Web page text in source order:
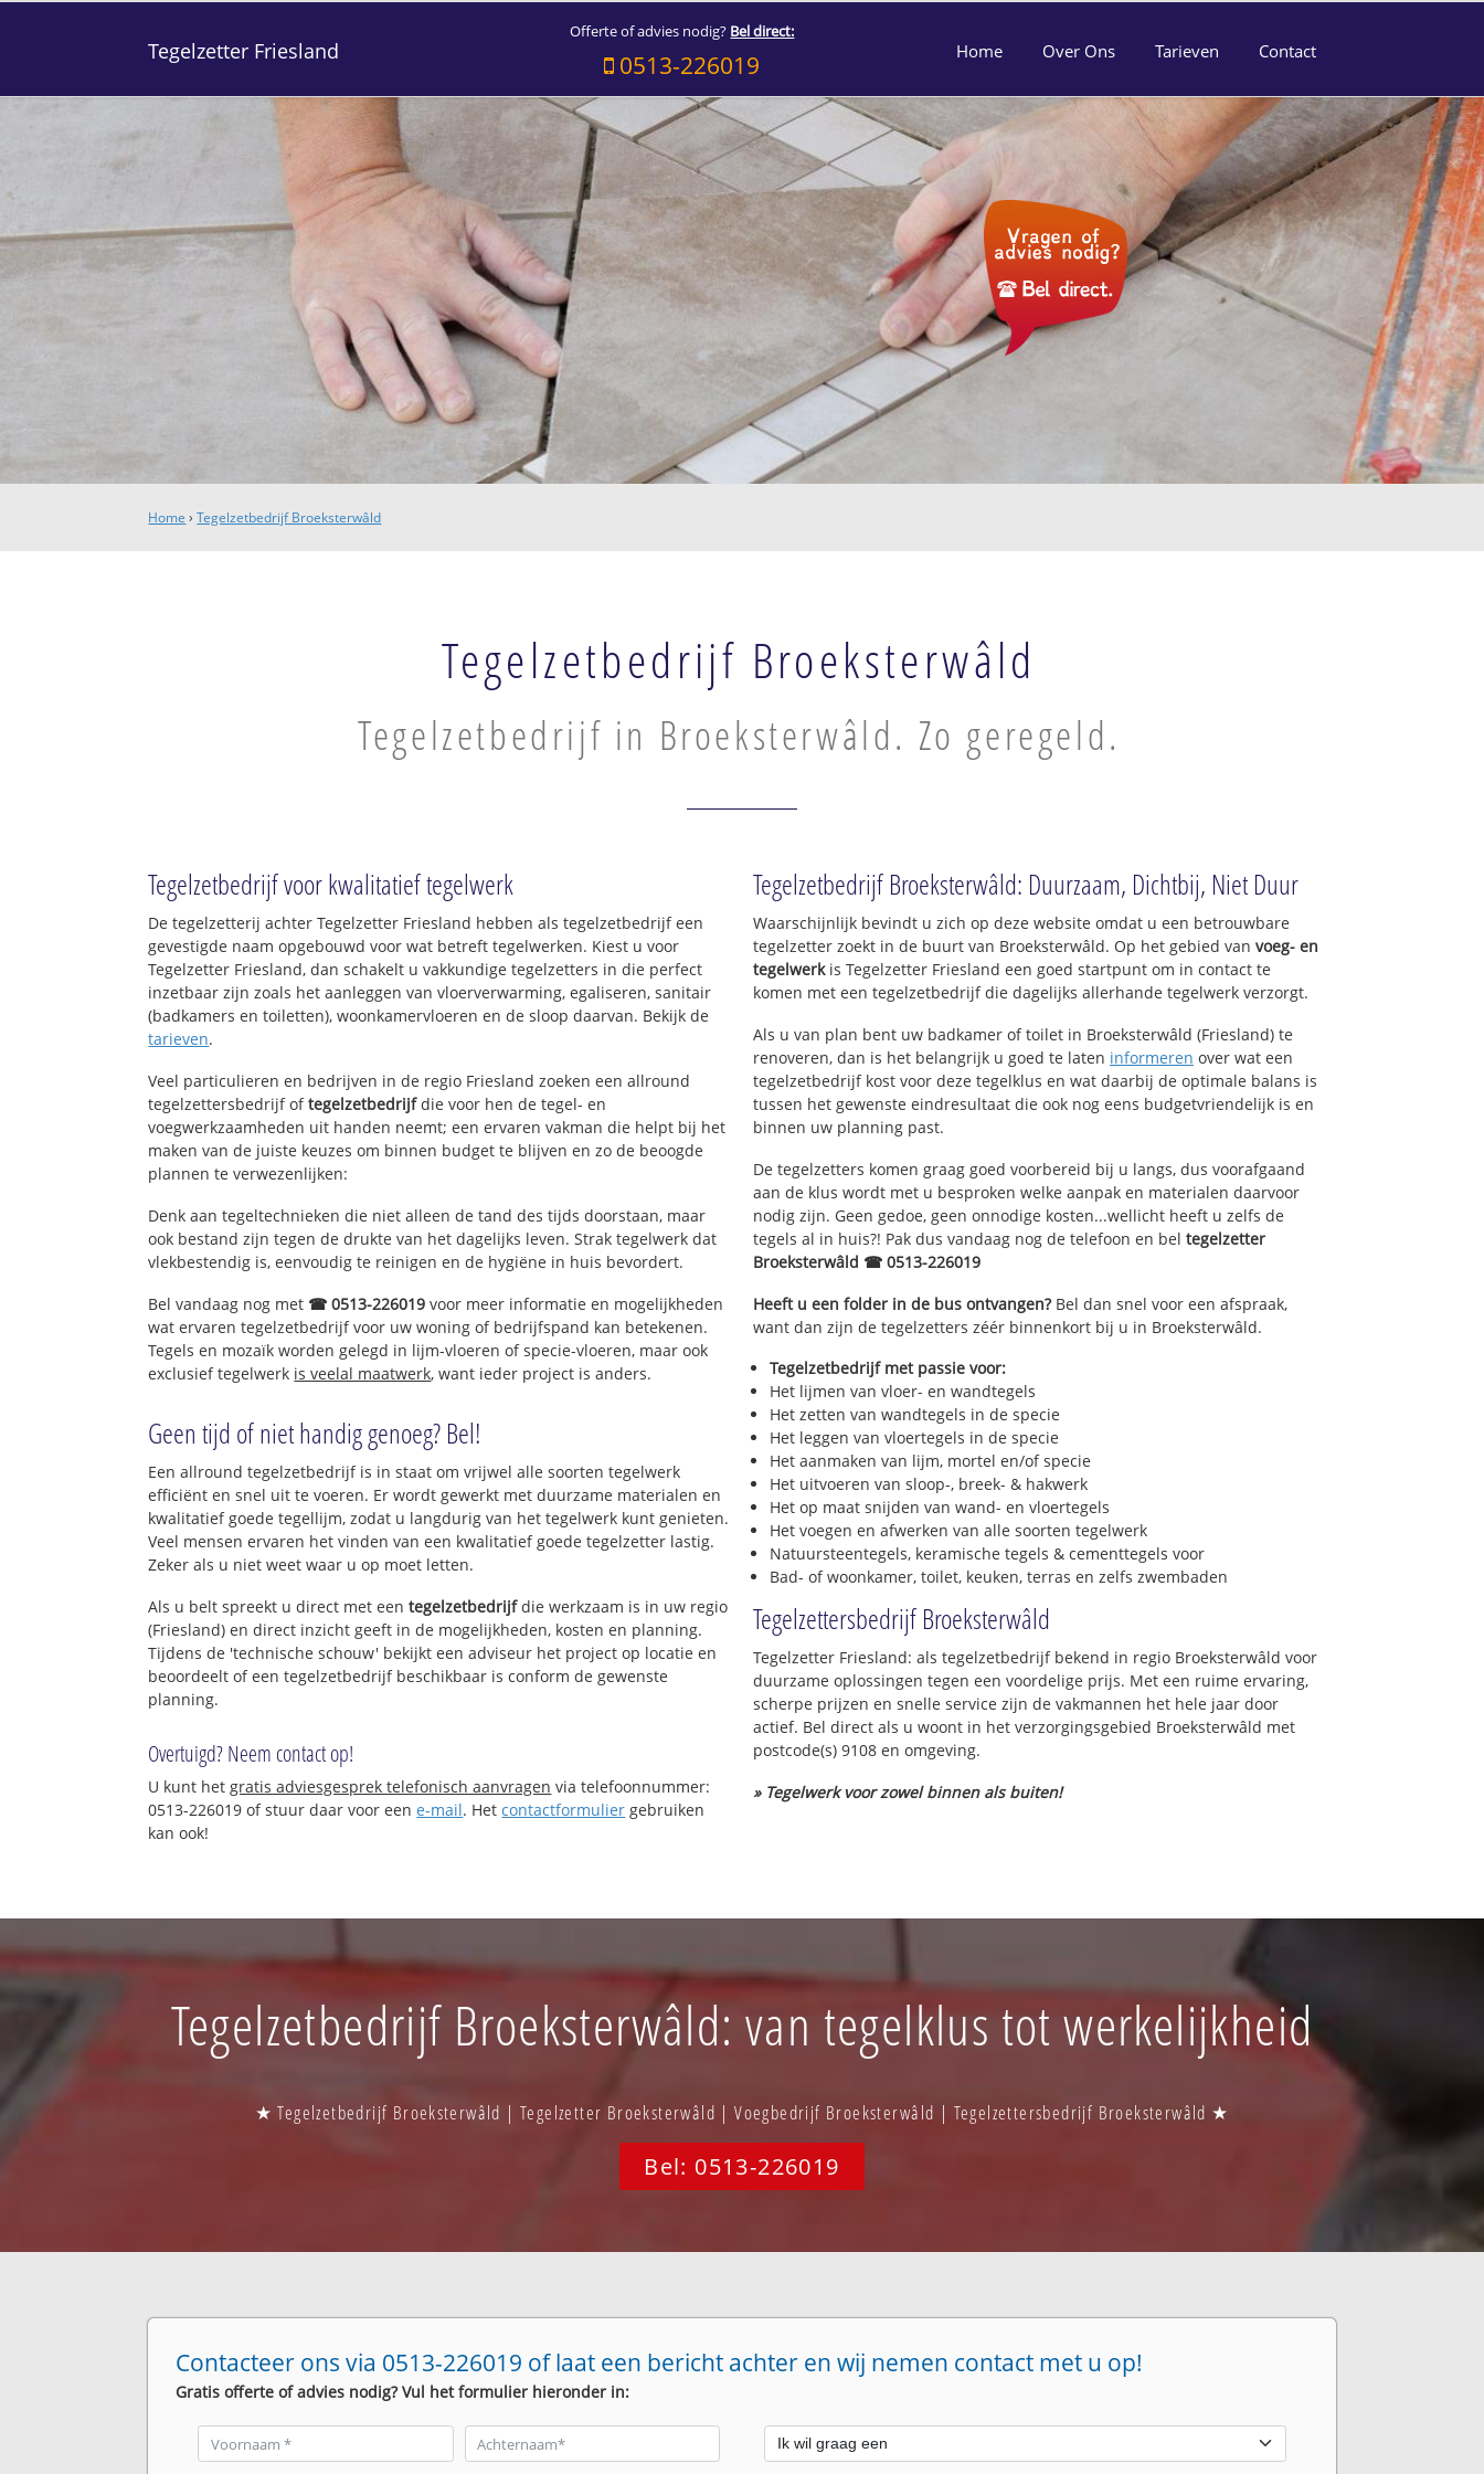
Tegelzetter Friesland
Offerte of advies nodig? Bel direct:
0513-226019 Home Over Ons Tarieven Contact
Home ›Tegelzetbedrijf Broeksterwâld
Tegelzetbedrijf Broeksterwâld
Tegelzetbedrijf in Broeksterwâld. Zo geregeld.
Tegelzetbedrijf voor kwalitatief tegelwerk
De tegelzetterij achter Tegelzetter Friesland hebben als tegelzetbedrijf een
gevestigde naam opgebouwd voor wat betreft tegelwerken. Kiest u voor
Tegelzetter Friesland, dan schakelt u vakkundige tegelzetters in die perfect
inzetbaar zijn zoals het aanleggen van vloerverwarming, egaliseren, sanitair
(badkamers en toiletten), woonkamervloeren en de sloop daarvan. Bekijk de
tarieven.
Veel particulieren en bedrijven in de regio Friesland zoeken een allround
tegelzettersbedrijf oftegelzetbedrijfdie voor hen de tegel- en
voegwerkzaamheden uit handen neemt; een ervaren vakman die helpt bij het
maken van de juiste keuzes om binnen budget te blijven en zo de beoogde
plannen te verwezenlijken:
Denk aan tegeltechnieken die niet alleen de tand des tijds doorstaan, maar
ook bestand zijn tegen de drukte van het dagelijks leven. Strak tegelwerk dat
vlekbestendig is, eenvoudig te reinigen en de hygiëne in huis bevordert.
Bel vandaag nog met ☎ 0513-226019 voor meer informatie en mogelijkheden
wat ervaren tegelzetbedrijf voor uw woning of bedrijfspand kan betekenen.
Tegels en mozaïk worden gelegd in lijm-vloeren of specie-vloeren, maar ook
exclusief tegelwerk is veelal maatwerk, want ieder project is anders.
Geen tijd of niet handig genoeg? Bel!
Een allround tegelzetbedrijf is in staat om vrijwel alle soorten tegelwerk
efficiënt en snel uit te voeren. Er wordt gewerkt met duurzame materialen en
kwalitatief goede tegellijm, zodat u langdurig van het tegelwerk kunt genieten.
Veel mensen ervaren het vinden van een kwalitatief goede tegelzetter lastig.
Zeker als u niet weet waar u op moet letten.
Als u belt spreekt u direct met eentegelzetbedrijfdie werkzaam is in uw regio
(Friesland) en direct inzicht geeft in de mogelijkheden, kosten en planning.
Tijdens de 'technische schouw' bekijkt een adviseur het project op locatie en
beoordeelt of een tegelzetbedrijf beschikbaar is conform de gewenste
planning.
Overtuigd? Neem contact op!
U kunt hetgratis adviesgesprek telefonisch aanvragen via telefoonnummer:
0513-226019 of stuur daar voor eene-mail. Hetcontactformulier gebruiken
kan ook!
Tegelzetbedrijf Broeksterwâld: Duurzaam, Dichtbij, Niet Duur
Waarschijnlijk bevindt u zich op deze website omdat u een betrouwbare
tegelzetter zoekt in de buurt van Broeksterwâld. Op het gebied van voeg- en
tegelwerkis Tegelzetter Friesland een goed startpunt om in contact te
komen met een tegelzetbedrijf die dagelijks allerhande tegelwerk verzorgt.
Als u van plan bent uw badkamer of toilet in Broeksterwâld (Friesland) te
renoveren, dan is het belangrijk u goed te laten informeren over wat een
tegelzetbedrijf kost voor deze tegelklus en wat daarbij de optimale balans is
tussen het gewenste eindresultaat die ook nog eens budgetvriendelijk is en
binnen uw planning past.
De tegelzetters komen graag goed voorbereid bij u langs, dus voorafgaand
aan de klus wordt met u besproken welke aanpak en materialen daarvoor
nodig zijn. Geen gedoe, geen onnodige kosten...wellicht heeft u zelfs de
tegels al in huis?! Pak dus vandaag nog de telefoon en bel tegelzetter
Broeksterwâld ☎ 0513-226019
Heeft u een folder in de bus ontvangen?Bel dan snel voor een afspraak,
want dan zijn de tegelzetters zéér binnenkort bij u in Broeksterwâld.
Tegelzetbedrijf met passie voor:
Het lijmen van vloer- en wandtegels
Het zetten van wandtegels in de specie
Het leggen van vloertegels in de specie
Het aanmaken van lijm, mortel en/of specie
Het uitvoeren van sloop-, breek- & hakwerk
Het op maat snijden van wand- en vloertegels
Het voegen en afwerken van alle soorten tegelwerk
Natuursteentegels, keramische tegels & cementtegels voor
Bad- of woonkamer, toilet, keuken, terras en zelfs zwembaden
Tegelzettersbedrijf Broeksterwâld
Tegelzetter Friesland: als tegelzetbedrijf bekend in regio Broeksterwâld voor
duurzame oplossingen tegen een voordelige prijs. Met een ruime ervaring,
scherpe prijzen en snelle service zijn de vakmannen het hele jaar door
actief. Bel direct als u woont in het verzorgingsgebied Broeksterwâld met
postcode(s) 9108 en omgeving.
» Tegelwerk voor zowel binnen als buiten!
Tegelzetbedrijf Broeksterwâld: van tegelklus tot werkelijkheid
★ Tegelzetbedrijf Broeksterwâld | Tegelzetter Broeksterwâld | Voegbedrijf Broeksterwâld | Tegelzettersbedrijf Broeksterwâld ★
Bel: 0513-226019
Contacteer ons via 0513-226019 of laat een bericht achter en wij nemen contact met u op!
Gratis offerte of advies nodig? Vul het formulier hieronder in: